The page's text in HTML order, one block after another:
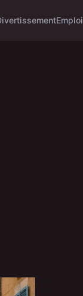
Emploi